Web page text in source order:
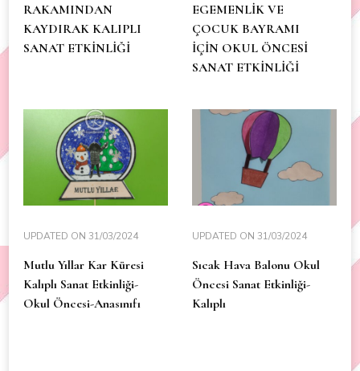
RAKAMINDAN
KAYDIRAK KALIPLI
SANAT ETKİNLİĞİ
EGEMENLİK VE
ÇOCUK BAYRAMI
İÇİN OKUL ÖNCESİ
SANAT ETKİNLİĞİ
UPDATED ON 31/03/2024
Mutlu Yıllar Kar Küresi
Kalıplı Sanat Etkinliği-
Okul Öncesi-Anasınıfı
UPDATED ON 31/03/2024
Sıcak Hava Balonu Okul
Öncesi Sanat Etkinliği-
Kalıplı